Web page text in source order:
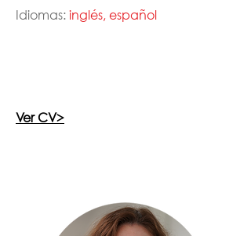
Idiomas:inglés, español
Ver CV>